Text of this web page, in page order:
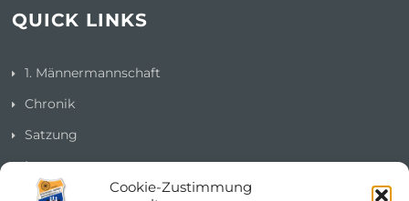
Cookie-Zustimmung
QUICK LINKS
1. Männermannschaft
Chronik
Satzung
Impressum
Datenschutzerklärung